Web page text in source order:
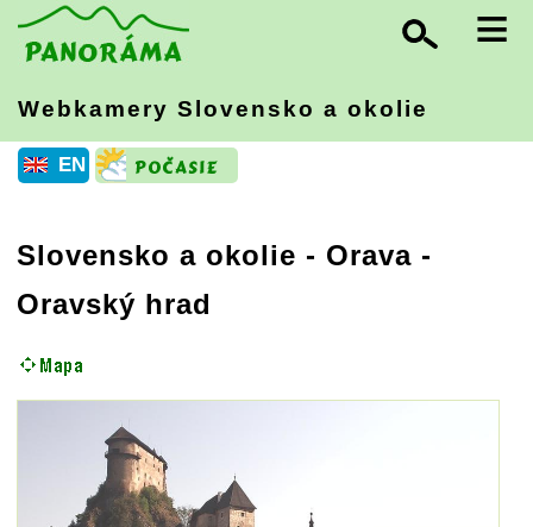
≡
Webkamery Slovensko a okolie
EN
Slovensko a okolie - Orava -
Oravský hrad